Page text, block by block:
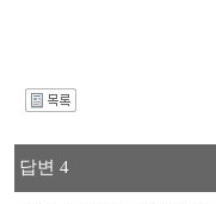
답변 4